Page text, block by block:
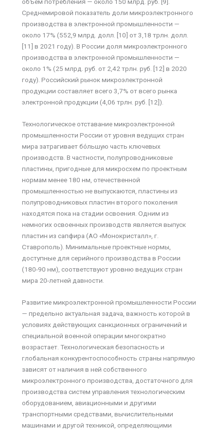
Среднемировой показатель доли микроэлектронного
производства в электронной промышленности —
около 17% (552,9 млрд. долл. [10] от 3,18 трлн. долл.
[11] в 2021 году). В России доля микроэлектронного
производства в электронной промышленности —
около 1% (25 млрд. руб. от 2,42 трлн. руб. [12] в 2020
году). Российский рынок микроэлектронной
продукции составляет всего 3,7% от всего рынка
электронной продукции (4,06 трлн. руб. [12]).
Технологическое отставание микроэлектронной
промышленности России от уровня ведущих стран
мира затрагивает бóльшую часть ключевых
производств. В частности, полупроводниковые
пластины, пригодные для микросхем по проектным
нормам менее 180 нм, отечественной
промышленностью не выпускаются, пластины из
полупроводниковых пластин второго поколения
находятся пока на стадии освоения. Одним из
немногих освоенных производств является выпуск
пластин из сапфира (АО «Монокристалл», г.
Ставрополь). Минимальные проектные нормы,
доступные для серийного производства в России
(180-90 нм), соответствуют уровню ведущих стран
мира 20-летней давности.
Развитие микроэлектронной промышленности России
— предельно актуальная задача, важность которой в
условиях действующих санкционных ограничений и
специальной военной операции многократно
возрастает. Технологическая безопасность и
глобальная конкурентоспособность страны напрямую
зависят от наличия в ней собственного
микроэлектронного производства, достаточного для
производства систем управления технологическим
оборудованием, авиационными и другими
транспортными средствами, вычислительными
машинами и другой техникой, определяющими